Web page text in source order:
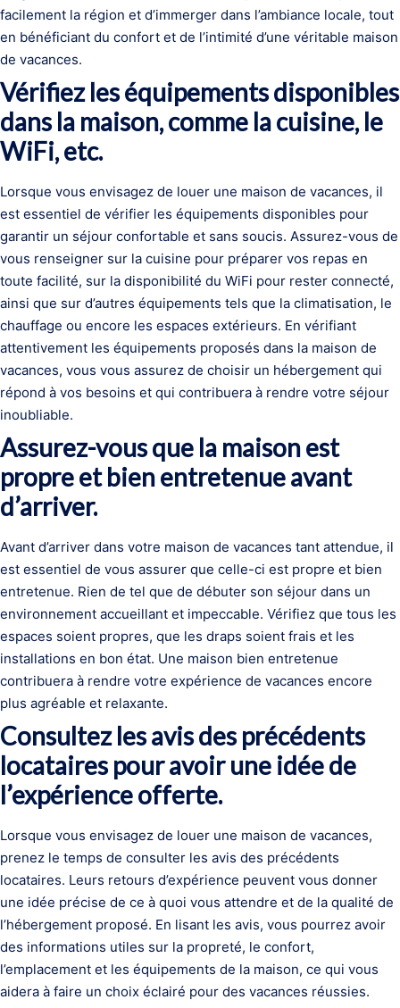
facilement la région et d’immerger dans l’ambiance locale, tout
en bénéficiant du confort et de l’intimité d’une véritable maison
de vacances.
Vérifiez les équipements disponibles
dans la maison, comme la cuisine, le
WiFi, etc.
Lorsque vous envisagez de louer une maison de vacances, il
est essentiel de vérifier les équipements disponibles pour
garantir un séjour confortable et sans soucis. Assurez-vous de
vous renseigner sur la cuisine pour préparer vos repas en
toute facilité, sur la disponibilité du WiFi pour rester connecté,
ainsi que sur d’autres équipements tels que la climatisation, le
chauffage ou encore les espaces extérieurs. En vérifiant
attentivement les équipements proposés dans la maison de
vacances, vous vous assurez de choisir un hébergement qui
répond à vos besoins et qui contribuera à rendre votre séjour
inoubliable.
Assurez-vous que la maison est
propre et bien entretenue avant
d’arriver.
Avant d’arriver dans votre maison de vacances tant attendue, il
est essentiel de vous assurer que celle-ci est propre et bien
entretenue. Rien de tel que de débuter son séjour dans un
environnement accueillant et impeccable. Vérifiez que tous les
espaces soient propres, que les draps soient frais et les
installations en bon état. Une maison bien entretenue
contribuera à rendre votre expérience de vacances encore
plus agréable et relaxante.
Consultez les avis des précédents
locataires pour avoir une idée de
l’expérience offerte.
Lorsque vous envisagez de louer une maison de vacances,
prenez le temps de consulter les avis des précédents
locataires. Leurs retours d’expérience peuvent vous donner
une idée précise de ce à quoi vous attendre et de la qualité de
l’hébergement proposé. En lisant les avis, vous pourrez avoir
des informations utiles sur la propreté, le confort,
l’emplacement et les équipements de la maison, ce qui vous
aidera à faire un choix éclairé pour des vacances réussies.